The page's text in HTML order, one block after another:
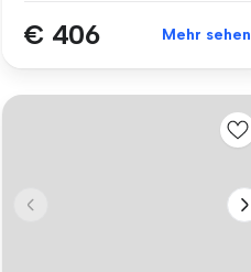
€ 406 Mehr sehen